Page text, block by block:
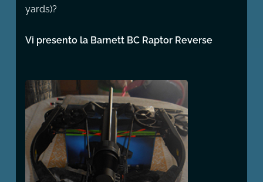
yards)?
Vi presento la Barnett BC Raptor Reverse